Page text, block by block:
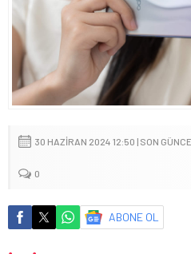
30 HAZIRAN 2024 12:50 | SON
0
ABONE OL